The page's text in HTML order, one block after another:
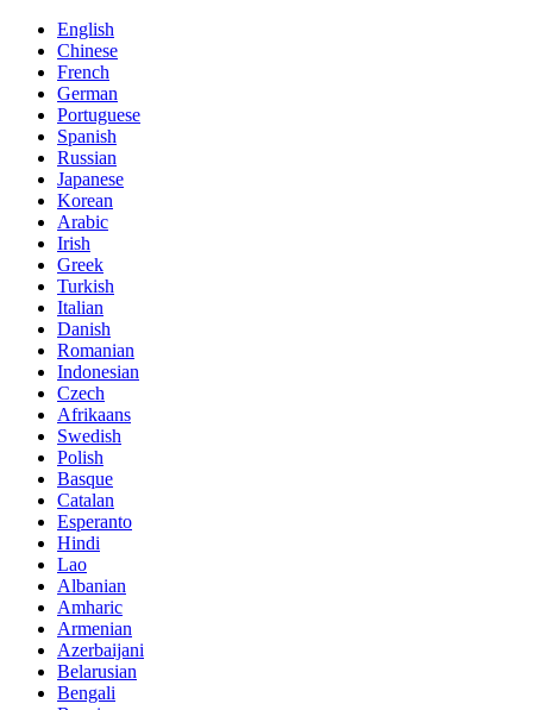
English
Chinese
French
German
Portuguese
Spanish
Russian
Japanese
Korean
Arabic
Irish
Greek
Turkish
Italian
Danish
Romanian
Indonesian
Czech
Afrikaans
Swedish
Polish
Basque
Catalan
Esperanto
Hindi
Lao
Albanian
Amharic
Armenian
Azerbaijani
Belarusian
Bengali